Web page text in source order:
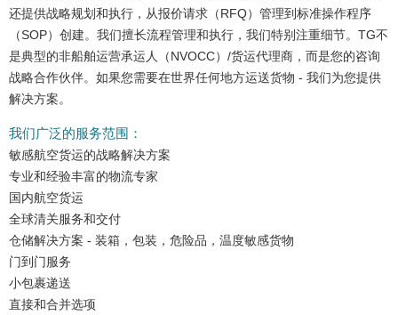
还提供战略规划和执行，从报价请求（RFQ）管理到标准操作程序
（SOP）创建。 我们擅长流程管理和执行，我们特别注重细节。 TG不
是典型的非船舶运营承运人（NVOCC）/货运代理商，而是您的咨询
战略合作伙伴。 如果您需要在世界任何地方运送货物 - 我们为您提供
解决方案。
我们广泛的服务范围：
敏感航空货运的战略解决方案
专业和经验丰富的物流专家
国内航空货运
全球清关服务和交付
仓储解决方案 - 装箱，包装，危险品，温度敏感货物
门到门服务
小包裹递送
直接和合并选项